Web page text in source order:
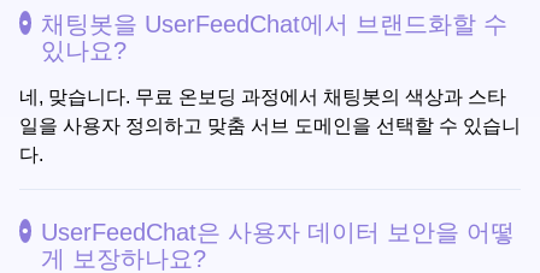
채팅봇을 UserFeedChat에서 브랜드화할 수
있나요?
네, 맞습니다. 무료 온보딩 과정에서 채팅봇의 색상과 스타
일을 사용자 정의하고 맞춤 서브 도메인을 선택할 수 있습니
다.
UserFeedChat은 사용자 데이터 보안을 어떻
게 보장하나요?